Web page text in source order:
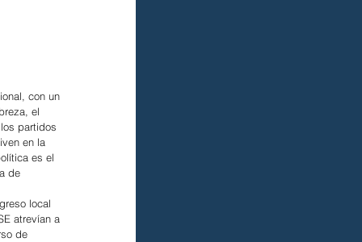
con un
el
partidos
en la
es el
de
local
atrevían a
de